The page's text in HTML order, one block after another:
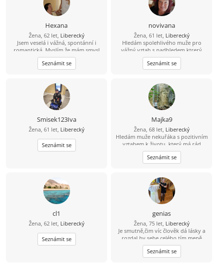
Hexana
Žena, 62 let, Liberecký
Jsem veselá i vážná, spontánní i
romantická. Myslím že mám smysl
pro humor i spravedlnost a líbí se
mi vše krásné. Ráda bych poznala
Muže - sympatického nekuřáka s
Seznámit se
novivana
Žena, 61 let, Liberecký
Hledám spolehlivého muže pro
vážný vztah s nadhledem,ktrerý
neřeší malichernosti,bere život
takový jaký je.Se smyslem pro
humor,vztahem k přírodě a vše co k
Seznámit se
Smisek123Iva
Žena, 61 let, Liberecký
Seznámit se
Majka9
Žena, 68 let, Liberecký
Hledám muže nekuřáka s pozitivním
vztahem k životu, který má rád
turistiku, přírodu.
Seznámit se
cl1
Žena, 62 let, Liberecký
Seznámit se
genias
Žena, 75 let, Liberecký
Je smutně,čim víc člověk dá lásky a
rozdal by sebe celého,tím meně
dostane,Čim vice chce sníkym byt
tím menši šance existuji,Čim vice má
člověk láskave srdce,tím vice bolesti
Seznámit se